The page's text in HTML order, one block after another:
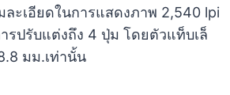
ละเอียดในการแสดงภาพ 2,540 lpi
รปรับแต่งถึง 4 ปุ่ม โดยตัวแท็บเล็
มม.เท่านั้น